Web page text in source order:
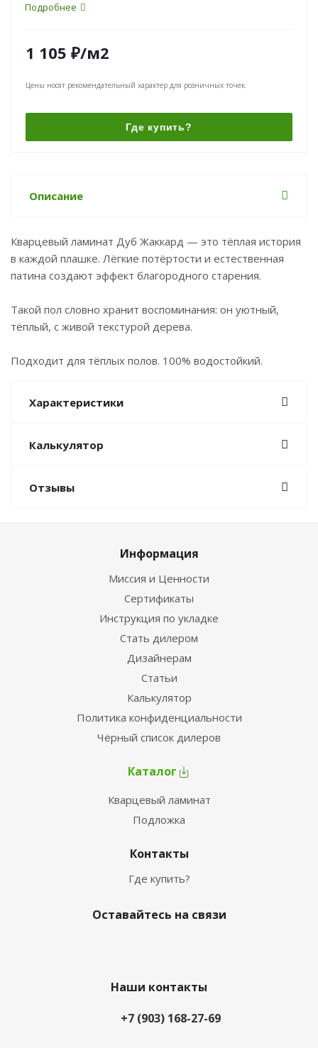
Подробнее
1 105 ₽/м2
Цены носят рекомендательный характер для розничных точек.
Где купить?
Описание
Кварцевый ламинат Дуб Жаккард — это тёплая история
в каждой плашке. Лёгкие потёртости и естественная
патина создают эффект благородного старения.
Такой пол словно хранит воспоминания: он уютный,
тёплый, с живой текстурой дерева.
Подходит для тёплых полов. 100% водостойкий.
Характеристики
Калькулятор
Отзывы
Информация
Миссия и Ценности
Сертификаты
Инструкция по укладке
Стать дилером
Дизайнерам
Статьи
Калькулятор
Политика конфиденциальности
Чёрный список дилеров
Каталог
Кварцевый ламинат
Подложка
Контакты
Где купить?
Оставайтесь на связи
Наши контакты
+7 (903) 168-27-69